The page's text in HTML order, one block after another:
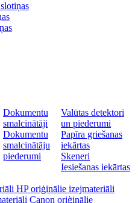
Dokumentu
smalcinātāji
Dokumentu
smalcinātāju
piederumi
Valūtas detektori
un piederumi
Papīra griešanas
iekārtas
Skeneri
Iesiešanas iekārtas
HP oriģinālie izejmateriāli
Canon oriģinālie